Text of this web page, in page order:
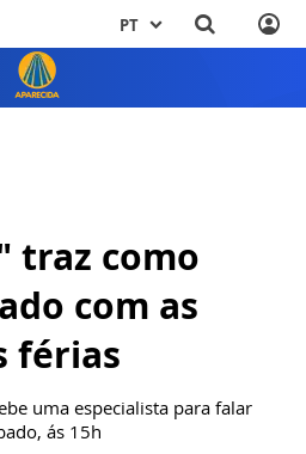
PT
traz como
com as
férias
uma especialista para falar
ás 15h